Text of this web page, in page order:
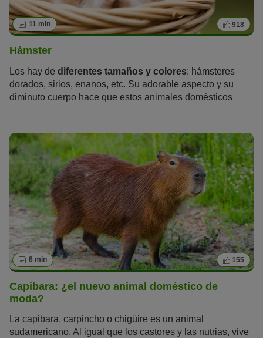
11 min 918
Hámster
Los hay de diferentes tamaños y colores: hámsteres
dorados, sirios, enanos, etc. Su adorable aspecto y su
diminuto cuerpo hace que estos animales domésticos
bastantedelicadosy tienen unas necesidades bastante
exigentesque no puedes pasar por alto.
8 min 155
Capibara: ¿el nuevo animal doméstico de
moda?
La capibara, carpincho o chigüire es un animal
sudamericano. Al igual que los castores y las nutrias, vive